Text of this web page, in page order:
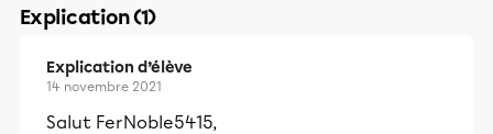
Explication (1)
Explication d’élève
14 novembre 2021
Salut FerNoble5415,